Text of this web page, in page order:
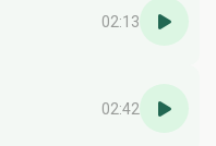
02:13
02:42